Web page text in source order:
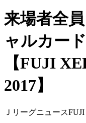
来場者全
ャルカー
【FUJI
2017】
Ｊリーグニュース